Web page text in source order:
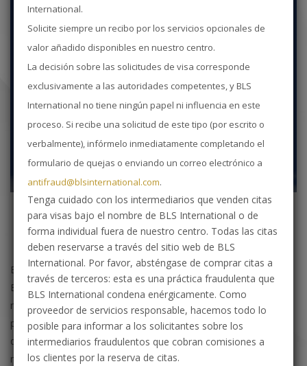
International.
Solicite siempre un recibo por los servicios opcionales de
valor añadido disponibles en nuestro centro.
La decisión sobre las solicitudes de visa corresponde
exclusivamente a las autoridades competentes, y BLS
International no tiene ningún papel ni influencia en este
proceso. Si recibe una solicitud de este tipo (por escrito o
verbalmente), infórmelo inmediatamente completando el
formulario de quejas o enviando un correo electrónico a
antifraud@blsinternational.com.
Tenga cuidado con los intermediarios que venden citas
para visas bajo el nombre de BLS International o de
forma individual fuera de nuestro centro. Todas las citas
deben reservarse a través del sitio web de BLS
International. Por favor, absténgase de comprar citas a
través de terceros: esta es una práctica fraudulenta que
BLS International condena enérgicamente. Como
proveedor de servicios responsable, hacemos todo lo
posible para informar a los solicitantes sobre los
intermediarios fraudulentos que cobran comisiones a
los clientes por la reserva de citas.
Bienvenido a la página web del Centro de Solicitud de Visas de
BLS España. Esta página web le proporciona la información
necesaria para solicitar un visado Schengen para España como
principal destino de su viaje. Por favor, siga las instrucciones
que le proporciona esta página web para solicitar su visado de
manera correcta. Así, reducirá el riesgo de que su solicitud sea